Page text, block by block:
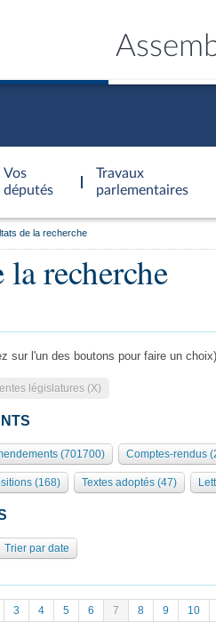
Vos
députés
Travaux
parlementaires
organes
Présidents Bureau Collège des
clés
l'Assemblée ... )
Bourbon
de la recherche
la recherche
sur l'un des boutons pour faire un choix)
législatures (X)
(701700) Comptes-rendus
(168) Textes adoptés (47)
Trier par date
3 4 5 6 7 8 9 10